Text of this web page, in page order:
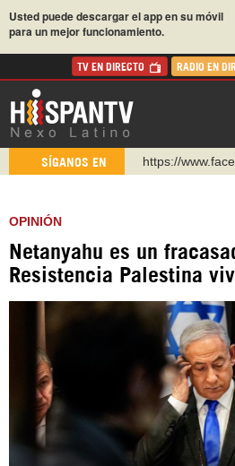
Usted puede descargar el app en su móvil
para un mejor funcionamiento.
TV EN DIRECTO RADIO EN
SÍGANOS EN
https://
https://t.me/
https://
Instagram
OPINIÓN
Netanyahu es un
Resistencia Palestina